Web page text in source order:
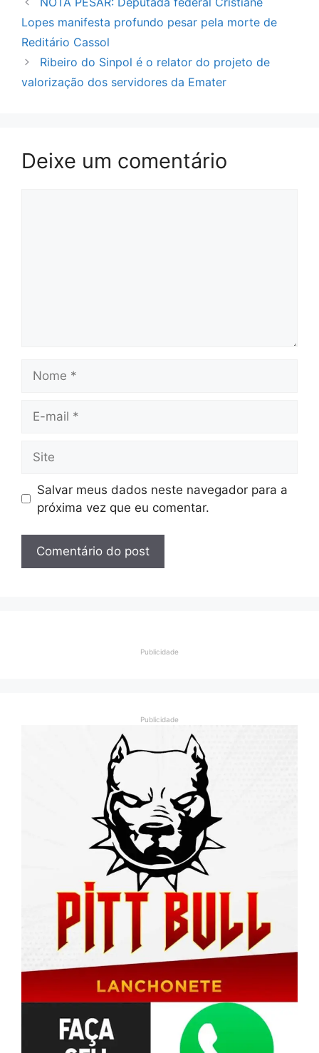
Lopes manifesta profundo pesar pela morte de
Reditário Cassol
Ribeiro do Sinpol é o relator do projeto de
valorização dos servidores da Emater
Deixe um comentário
mail
Salvar meus dados neste navegador para a
próxima vez que eu comentar.
Publicidade
Publicidade